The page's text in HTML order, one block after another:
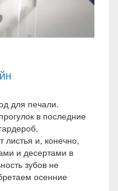
для печали.
в последние
и, конечно,
и десертами в
зубов не
осенние